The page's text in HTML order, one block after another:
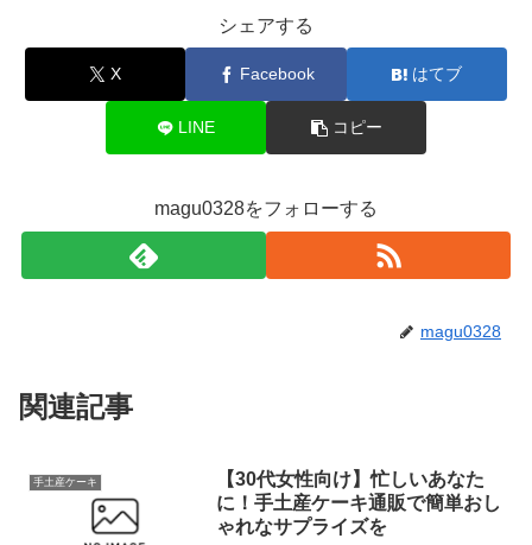
シェアする
X Facebook はてブ
LINE コピー
magu0328をフォローする
magu0328
関連記事
手土産ケーキ
【30代女性向け】忙しいあなた
に！手土産ケーキ通販で簡単おし
ゃれなサプライズを